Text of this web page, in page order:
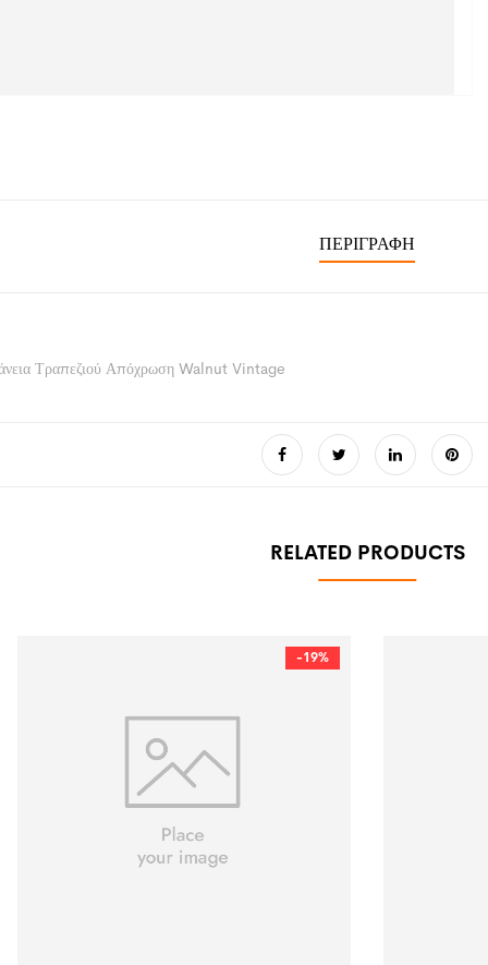
ΠΕΡΙΓΡΑΦΉ
Τραπεζιού Απόχρωση Walnut Vintage
RELATED PRODUCTS
-19%